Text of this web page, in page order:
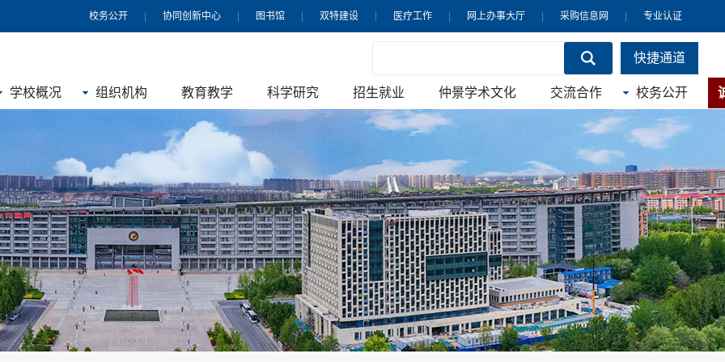
专业认证
采购信息网
网上办事大厅
医疗工作
双特建设
图书馆
协同创新中心
校务公开
快捷通道
学校概况 组织机构 教育教学 科学研究 招生就业 仲景学术文化 交流合作 校务公开